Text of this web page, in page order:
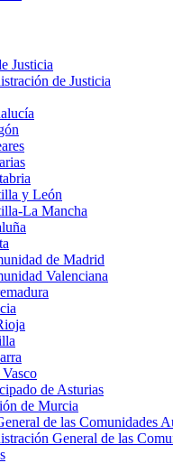
Justicia
de Justicia
y León
La Mancha
de Madrid
Valenciana
Vasco
de Asturias
de Murcia
de las Comunidades
General de las